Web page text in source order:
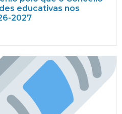
educativas nos
2027